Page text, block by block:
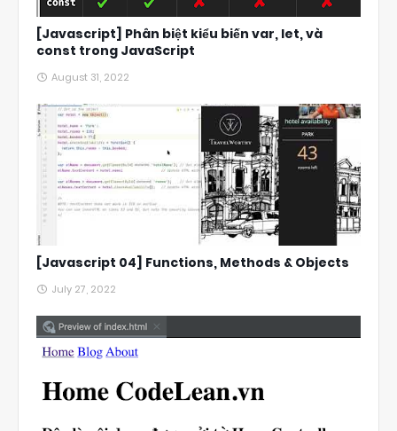
[Javascript] Phân biệt kiểu biến var, let, và
const trong JavaScript
August 31, 2022
[Javascript 04] Functions, Methods & Objects
July 27, 2022